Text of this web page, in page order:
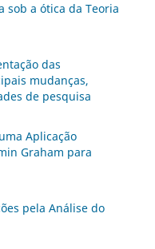
sob a ótica da Teoria
das
mudanças,
de pesquisa
Aplicação
Graham para
pela Análise do